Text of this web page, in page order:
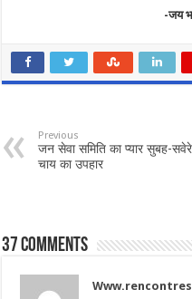
-जय
Previous
जन सेवा समिति का प्यार सुबह-
चाय का उपहार
37 comments